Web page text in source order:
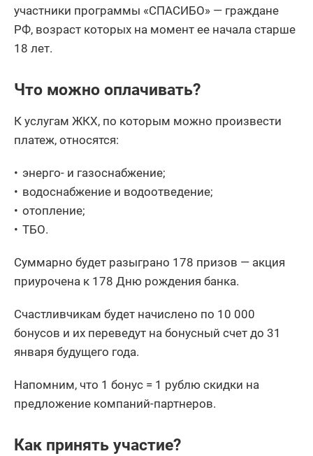
участники программы «СПАСИБО» — граждане
РФ, возраст которых на момент ее начала старше
18 лет.
Что можно оплачивать?
К услугам ЖКХ, по которым можно произвести
платеж, относятся:
энерго- и газоснабжение;
водоснабжение и водоотведение;
отопление;
ТБО.
Суммарно будет разыграно 178 призов — акция
приурочена к 178 Дню рождения банка.
Счастливчикам будет начислено по 10 000
бонусов и их переведут на бонусный счет до 31
января будущего года.
Напомним, что 1 бонус = 1 рублю скидки на
предложение компаний-партнеров.
Как принять участие?